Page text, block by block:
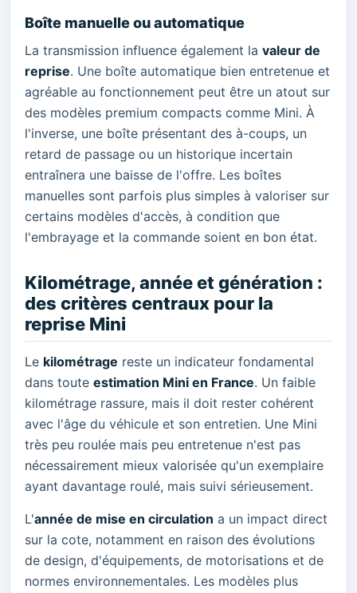
Boîte manuelle ou automatique
La transmission influence également la valeur de
reprise. Une boîte automatique bien entretenue et
agréable au fonctionnement peut être un atout sur
des modèles premium compacts comme Mini. À
l'inverse, une boîte présentant des à-coups, un
retard de passage ou un historique incertain
entraînera une baisse de l'offre. Les boîtes
manuelles sont parfois plus simples à valoriser sur
certains modèles d'accès, à condition que
l'embrayage et la commande soient en bon état.
Kilométrage, année et génération :
des critères centraux pour la
reprise Mini
Le kilométrage reste un indicateur fondamental
dans toute estimation Mini en France. Un faible
kilométrage rassure, mais il doit rester cohérent
avec l'âge du véhicule et son entretien. Une Mini
très peu roulée mais peu entretenue n'est pas
nécessairement mieux valorisée qu'un exemplaire
ayant davantage roulé, mais suivi sérieusement.
L'année de mise en circulation a un impact direct
sur la cote, notamment en raison des évolutions
de design, d'équipements, de motorisations et de
normes environnementales. Les modèles plus